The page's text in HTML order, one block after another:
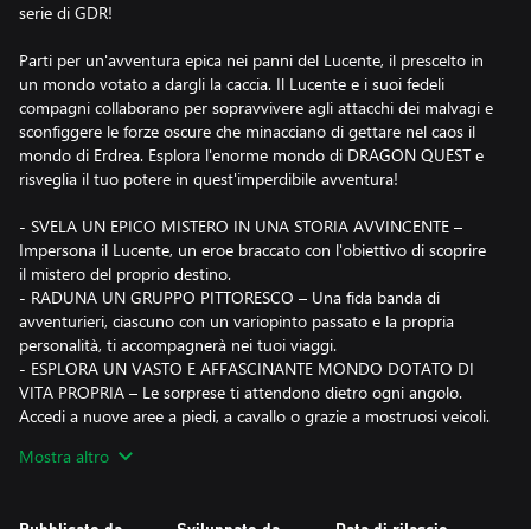
serie di GDR!
Parti per un'avventura epica nei panni del Lucente, il prescelto in
un mondo votato a dargli la caccia. Il Lucente e i suoi fedeli
compagni collaborano per sopravvivere agli attacchi dei malvagi e
sconfiggere le forze oscure che minacciano di gettare nel caos il
mondo di Erdrea. Esplora l'enorme mondo di DRAGON QUEST e
risveglia il tuo potere in quest'imperdibile avventura!
- SVELA UN EPICO MISTERO IN UNA STORIA AVVINCENTE –
Impersona il Lucente, un eroe braccato con l'obiettivo di scoprire
il mistero del proprio destino.
- RADUNA UN GRUPPO PITTORESCO – Una fida banda di
avventurieri, ciascuno con un variopinto passato e la propria
personalità, ti accompagnerà nei tuoi viaggi.
- ESPLORA UN VASTO E AFFASCINANTE MONDO DOTATO DI
VITA PROPRIA – Le sorprese ti attendono dietro ogni angolo.
Accedi a nuove aree a piedi, a cavallo o grazie a mostruosi veicoli.
CHIAVE MODERNA – Le dinamiche di gioco sono semplici da
Mostra altro